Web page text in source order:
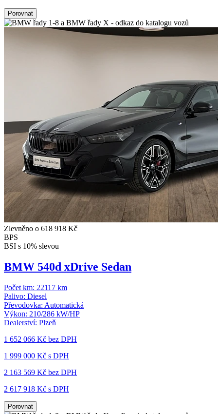
Porovnat
Zlevněno o 618 918 Kč
BPS
BSI s 10% slevou
BMW 540d xDrive Sedan
Počet km: 22117 km
Palivo: Diesel
Převodovka: Automatická
Výkon: 210/286 kW/HP
Dealerství: Plzeň
1 652 066 Kč bez DPH
1 999 000 Kč s DPH
2 163 569 Kč bez DPH
2 617 918 Kč s DPH
Porovnat